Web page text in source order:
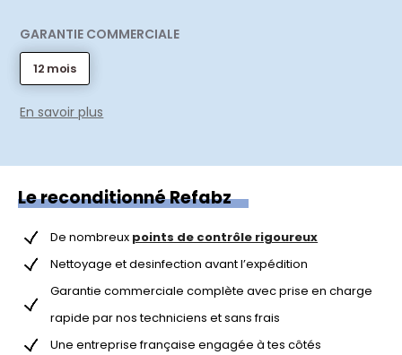
GARANTIE COMMERCIALE
12 mois
En savoir plus
Le reconditionné Refabz
De nombreux points de contrôle rigoureux
Nettoyage et desinfection avant l’expédition
Garantie commerciale complète avec prise en charge
rapide par nos techniciens et sans frais
Une entreprise française engagée à tes côtés